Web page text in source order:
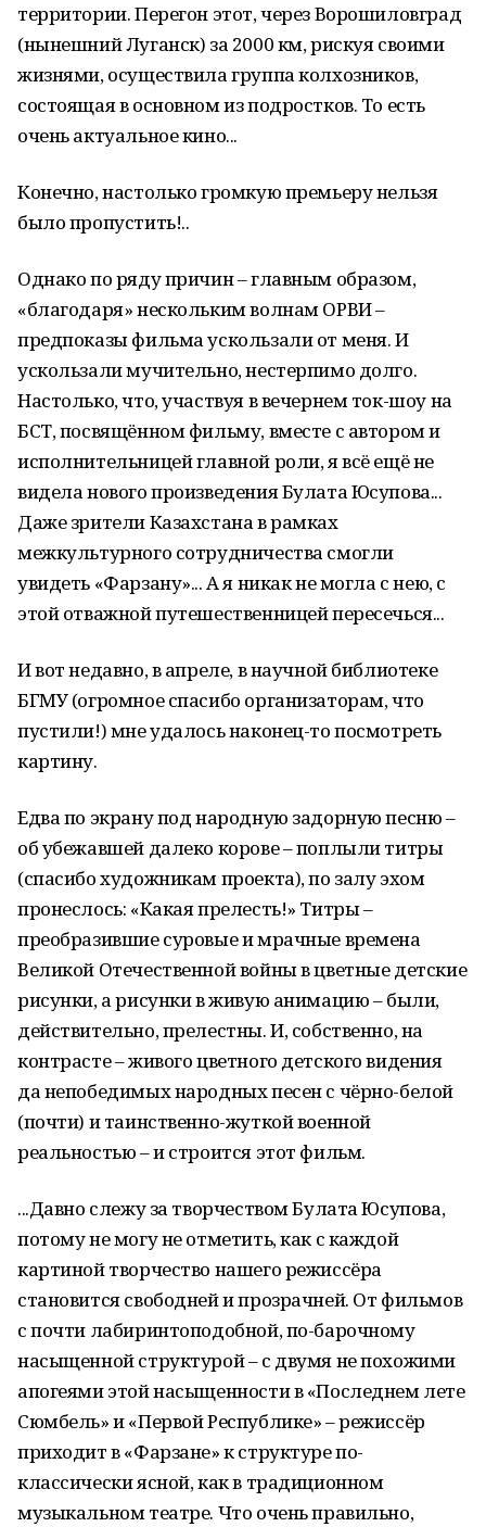
территории. Перегон этот, через Ворошиловград
(нынешний Луганск) за 2000 км, рискуя своими
жизнями, осуществила группа колхозников,
состоящая в основном из подростков. То есть
очень актуальное кино...
Конечно, настолько громкую премьеру нельзя
было пропустить!..
Однако по ряду причин – главным образом,
«благодаря» нескольким волнам ОРВИ –
предпоказы фильма ускользали от меня. И
ускользали мучительно, нестерпимо долго.
Настолько, что, участвуя в вечернем ток-шоу на
БСТ, посвящённом фильму, вместе с автором и
исполнительницей главной роли, я всё ещё не
видела нового произведения Булата Юсупова...
Даже зрители Казахстана в рамках
межкультурного сотрудничества смогли
увидеть «Фарзану»... А я никак не могла с нею, с
этой отважной путешественницей пересечься...
И вот недавно, в апреле, в научной библиотеке
БГМУ (огромное спасибо организаторам, что
пустили!) мне удалось наконец-то посмотреть
картину.
Едва по экрану под народную задорную песню –
об убежавшей далеко корове – поплыли титры
(спасибо художникам проекта), по залу эхом
пронеслось: «Какая прелесть!» Титры –
преобразившие суровые и мрачные времена
Великой Отечественной войны в цветные детские
рисунки, а рисунки в живую анимацию – были,
действительно, прелестны. И, собственно, на
контрасте – живого цветного детского видения
да непобедимых народных песен с чёрно-белой
(почти) и таинственно-жуткой военной
реальностью – и строится этот фильм.
...Давно слежу за творчеством Булата Юсупова,
потому не могу не отметить, как с каждой
картиной творчество нашего режиссёра
становится свободней и прозрачней. От фильмов
с почти лабиринтоподобной, по-барочному
насыщенной структурой – с двумя не похожими
апогеями этой насыщенности в «Последнем лете
Сюмбель» и «Первой Республике» – режиссёр
приходит в «Фарзане» к структуре по-
классически ясной, как в традиционном
музыкальном театре. Что очень правильно,